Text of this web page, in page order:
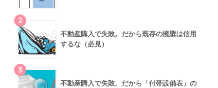
2
不動産購入で失敗。だから既存の擁壁は信用
するな（必見）
3
不動産購入で失敗。だから「付帯設備表」の